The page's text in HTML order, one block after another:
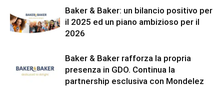
Baker & Baker: un bilancio positivo per
il 2025 ed un piano ambizioso per il
2026
Baker & Baker rafforza la propria
presenza in GDO. Continua la
partnership esclusiva con Mondelez